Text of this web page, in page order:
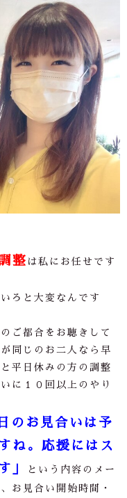
整 は私にお任せです
ろと大変なんです
ご都合をお聴きして
同じのお二人なら早
平日休みの方の調整
に１０回以上のやり
のお見合いは予
ね。応援にはス
」
という内容のメー
お見合い開始時間・